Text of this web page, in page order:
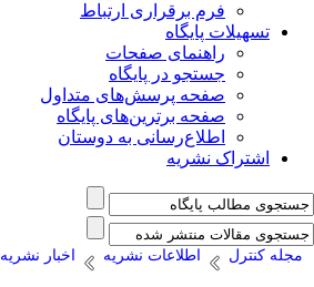
فرم برقراری ارتباط
تسهیلات پایگاه
راهنمای صفحات
جستجو در پایگاه
صفحه پرسش‌های متداول
صفحه برترین‌های پایگاه
اطلاع‌رسانی به دوستان
اشتراک نشریه
مجله کنترل اطلاعات نشریه اخبار نشریه